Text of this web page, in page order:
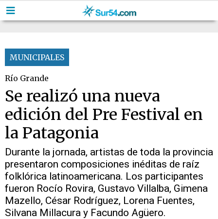
MUNICIPALES
Río Grande
Se realizó una nueva
edición del Pre Festival en
la Patagonia
Durante la jornada, artistas de toda la provincia
presentaron composiciones inéditas de raíz
folklórica latinoamericana. Los participantes
fueron Rocío Rovira, Gustavo Villalba, Gimena
Mazello, César Rodríguez, Lorena Fuentes,
Silvana Millacura y Facundo Agüero.